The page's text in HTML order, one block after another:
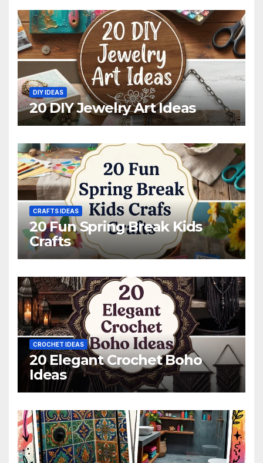
DIY IDEAS
20 DIY Jewelry Art Ideas
CRAFTS IDEAS
20 Fun Spring Break Kids
Crafts
CROCHET IDEAS
20 Elegant Crochet Boho
Ideas